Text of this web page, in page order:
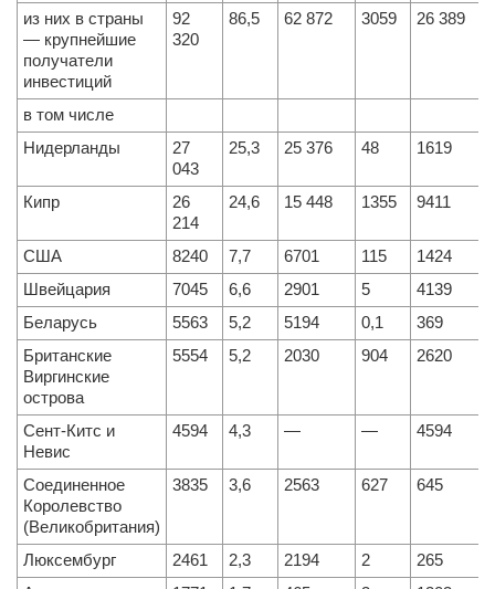
из них в страны
— крупнейшие
получатели
инвестиций
92
320
86,5 62 872 3059 26 389
в том числе
Нидерланды
27
043
25,3 25 376 48 1619
Кипр
26
214
24,6 15 448 1355 9411
США 8240 7,7 6701 115 1424
Швейцария
7045 6,6 2901 5 4139
Беларусь
5563 5,2 5194 0,1 369
Британские
Виргинские
острова
5554 5,2 2030 904 2620
Сент-Китс и
Невис
4594 4,3 — — 4594
Соединенное
Королевство
(Великобритания)
3835 3,6 2563 627 645
Люксембург 2461 2,3 2194 2 265